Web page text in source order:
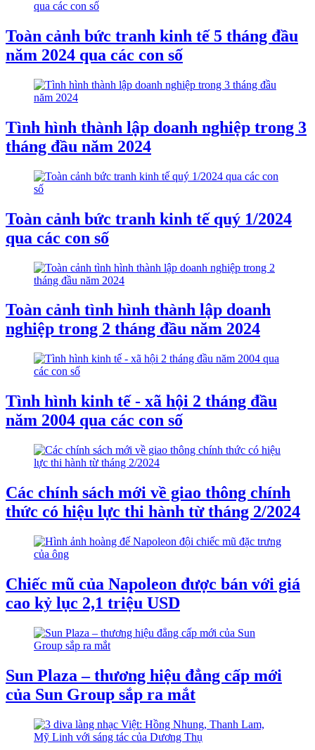
Toàn cảnh bức tranh kinh tế 5 tháng đầu
năm 2024 qua các con số
Tình hình thành lập doanh nghiệp trong 3
tháng đầu năm 2024
Toàn cảnh bức tranh kinh tế quý 1/2024
qua các con số
Toàn cảnh tình hình thành lập doanh
nghiệp trong 2 tháng đầu năm 2024
Tình hình kinh tế - xã hội 2 tháng đầu
năm 2004 qua các con số
Các chính sách mới về giao thông chính
thức có hiệu lực thi hành từ tháng 2/2024
Chiếc mũ của Napoleon được bán với giá
cao kỷ lục 2,1 triệu USD
Sun Plaza – thương hiệu đẳng cấp mới
của Sun Group sắp ra mắt